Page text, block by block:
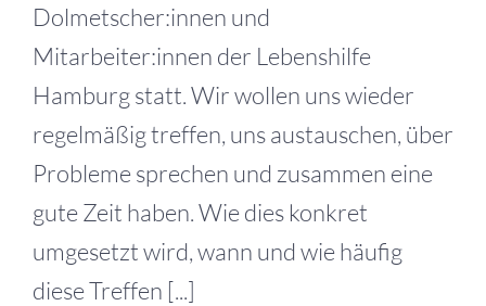
Dolmetscher:innen und
Mitarbeiter:innen der Lebenshilfe
Hamburg statt. Wir wollen uns wieder
regelmäßig treffen, uns austauschen, über
Probleme sprechen und zusammen eine
gute Zeit haben. Wie dies konkret
umgesetzt wird, wann und wie häufig
diese Treffen [...]